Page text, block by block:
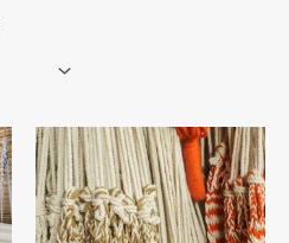
Este
producto
tiene
múltiples